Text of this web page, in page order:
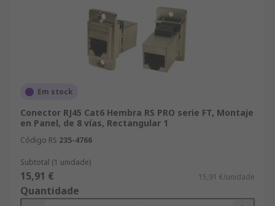
Em stock
Conector RJ45 Cat6 Hembra RS PRO serie FT, Montaje
en Panel, de 8 vías, Rectangular 1
Código RS 235-4766
Subtotal (1 unidade)
15,91 € 15,91 €/unidade
Quantidade